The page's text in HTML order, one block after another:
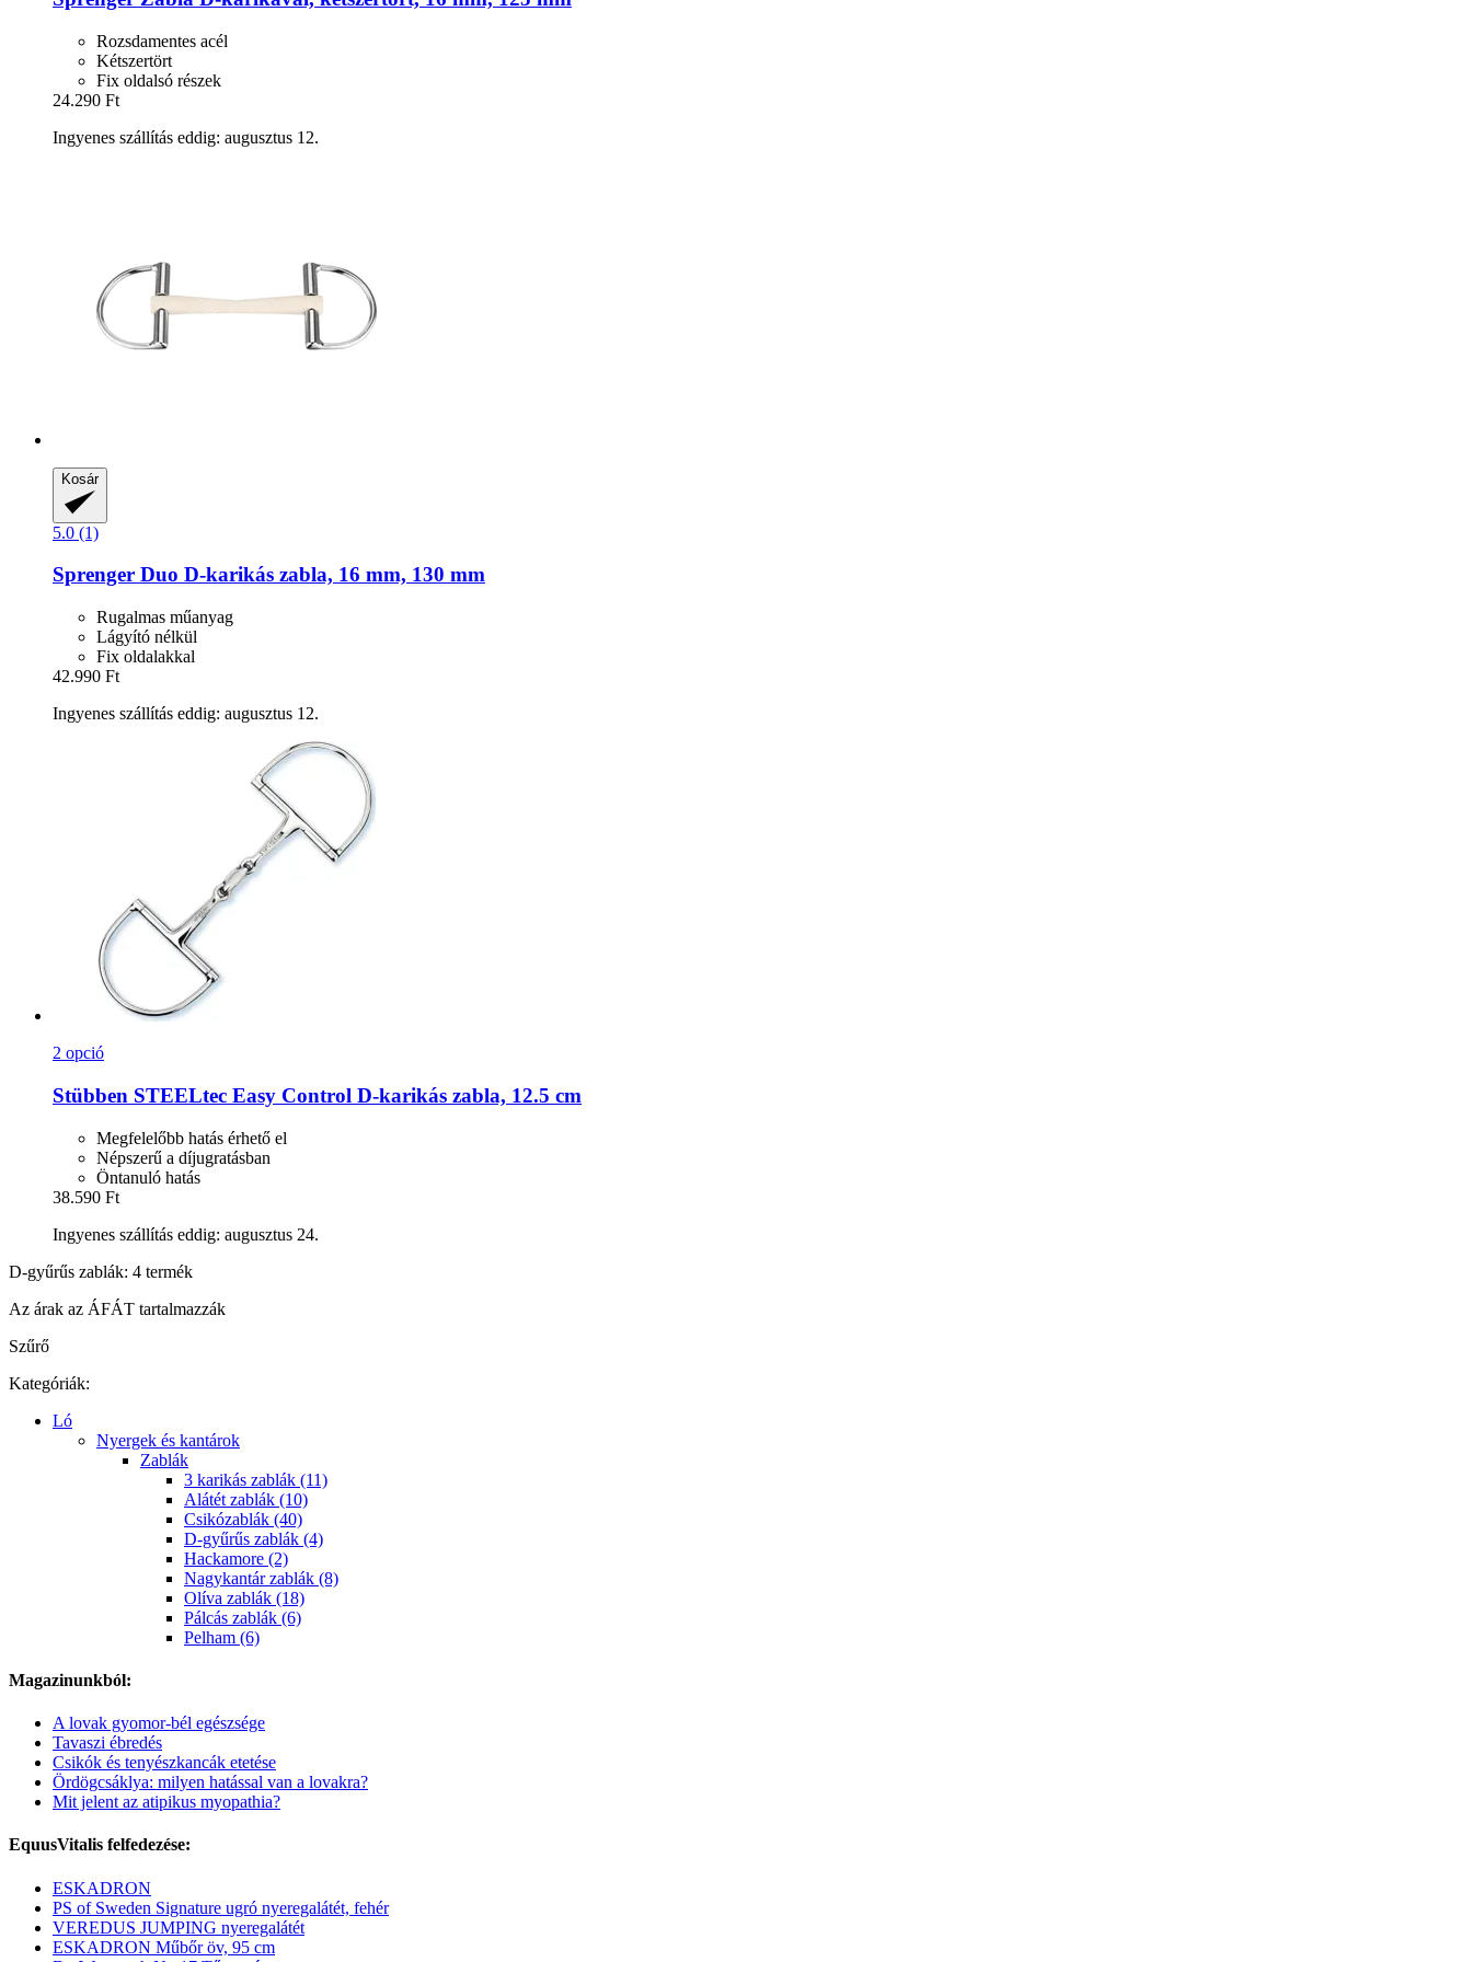
Rozsdamentes acél
Kétszertört
Fix oldalsó részek
24.290 Ft
Ingyenes szállítás eddig: augusztus 12.
Kosár
5.0 (1)
Sprenger Duo D-​karikás zabla, 16 mm, 130 mm
Rugalmas műanyag
Lágyító nélkül
Fix oldalakkal
42.990 Ft
Ingyenes szállítás eddig: augusztus 12.
2 opció
Stübben STEELtec Easy Control D-​karikás zabla, 12.5 cm
Megfelelőbb hatás érhető el
Népszerű a díjugratásban
Öntanuló hatás
38.590 Ft
Ingyenes szállítás eddig: augusztus 24.
D-gyűrűs zablák: 4 termék
Az árak az ÁFÁT tartalmazzák
Szűrő
Kategóriák:
Ló
Nyergek és kantárok
Zablák
3 karikás zablák (11)
Alátét zablák (10)
Csikózablák (40)
D-gyűrűs zablák (4)
Hackamore (2)
Nagykantár zablák (8)
Olíva zablák (18)
Pálcás zablák (6)
Pelham (6)
Magazinunkból:
A lovak gyomor-bél egészsége
Tavaszi ébredés
Csikók és tenyészkancák etetése
Ördögcsáklya: milyen hatással van a lovakra?
Mit jelent az atipikus myopathia?
EquusVitalis felfedezése:
ESKADRON
PS of Sweden Signature ugró nyeregalátét, fehér
VEREDUS JUMPING nyeregalátét
ESKADRON Műbőr öv, 95 cm